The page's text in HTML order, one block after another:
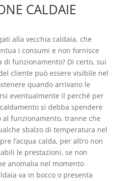
CALDAIE
alla vecchia caldaia, che
i consumi e non fornisce
di funzionamento? Di certo, sui
cliente può essere visibile nel
quando arrivano le
eventualmente il perché per
si debba spendere
al funzionamento, tranne che
sbalzo di temperatura nel
l’acqua calda, per altro non
le prestazioni, se non
anomalia nel momento
va in bocco o presenta